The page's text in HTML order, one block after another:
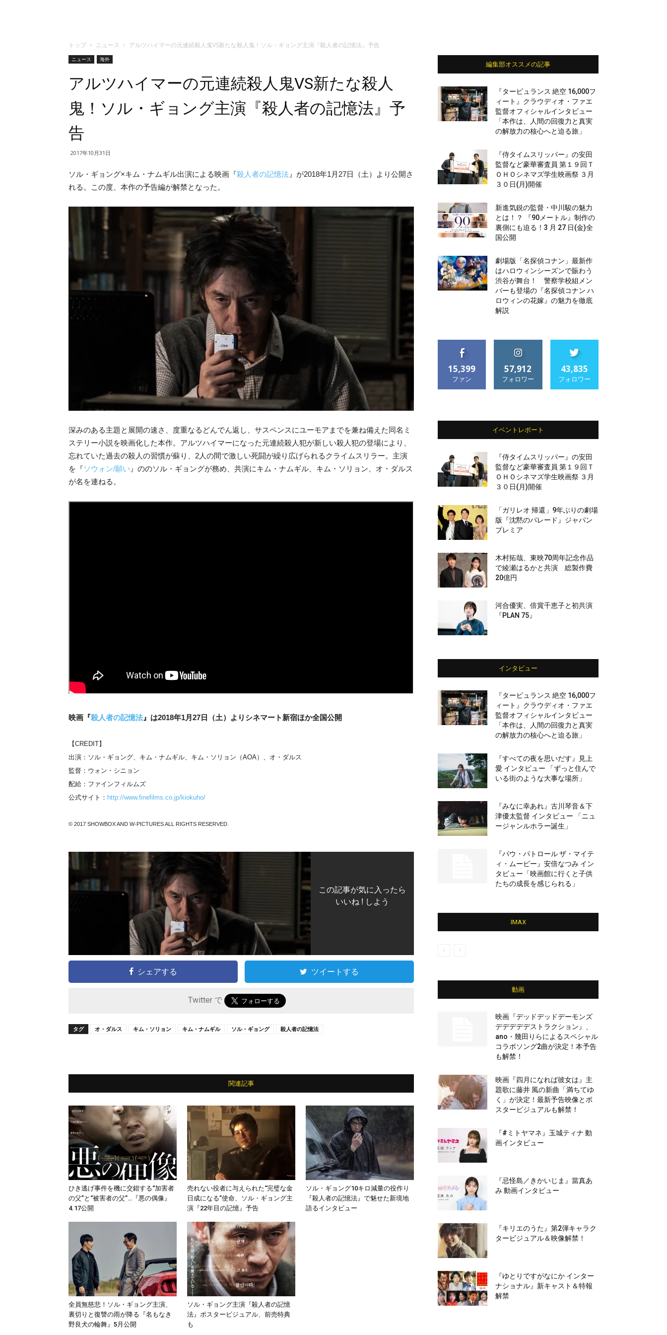
トップ ニュース アルツハイマーの元連続殺人鬼VS新たな殺人鬼！ソル・ギョング主演『殺人者の記憶法』予告
ニュース 海外
アルツハイマーの元連続殺人鬼VS新たな殺人
鬼！ソル・ギョング主演『殺人者の記憶法』予
告
2017年10月31日
ソル・ギョング×キム・ナムギル出演による映画『殺人者の記憶法 』が2018年1月27日（土）より公開さ
れる。この度、本作の予告編が解禁となった。
深みのある主題と展開の速さ、度重なるどんでん返し、サスペンスにユーモアまでを兼ね備えた同名ミ
ステリー小説を映画化した本作。アルツハイマーになった元連続殺人犯が新しい殺人犯の登場により、
忘れていた過去の殺人の習慣が蘇り、2人の間で激しい死闘が繰り広げられるクライムスリラー。主演
を『ソウォン/願い 』ののソル・ギョングが務め、共演にキム・ナムギル、キム・ソリョン、オ・ダルス
が名を連ねる。
映画『殺人者の記憶法 』は2018年1月27日（土）よりシネマート新宿ほか全国公開
【CREDIT】
出演：ソル・ギョング、キム・ナムギル、キム・ソリョン（AOA）、オ・ダルス
監督：ウォン・シニョン
配給：ファインフィルムズ
公式サイト： http://www.finefilms.co.jp/kiokuho/
© 2017 SHOWBOX AND W-PICTURES ALL RIGHTS RESERVED.
この記事が気に入ったら
いいね ! しよう
シェアする ツイートする
Twitter で
タグ オ・ダルス キム・ソリョン キム・ナムギル ソル・ギョング 殺人者の記憶法
関連記事
ひき逃げ事件を機に交錯する“加害者
の父”と“被害者の父”…『悪の偶像』
4.17公開
売れない役者に与えられた“完璧な金
日成になる”使命、ソル・ギョング主
演『22年目の記憶』予告
ソル・ギョング10キロ減量の役作り
『殺人者の記憶法』で魅せた新境地
語るインタビュー
全員無慈悲！ソル・ギョング主演、
裏切りと復讐の雨が降る『名もなき
野良犬の輪舞』5月公開
ソル・ギョング主演『殺人者の記憶
法』ポスタービジュアル、前売特典
も
編集部オススメの記事
『タービュランス 絶空 16,000フ
ィート』クラウディオ・ファエ
監督オフィシャルインタビュー
「本作は、人間の回復力と真実
の解放力の核心へと迫る旅」
『侍タイムスリッパー』の安田
監督など豪華審査員 第１９回Ｔ
ＯＨＯシネマズ学生映画祭 ３月
３０日(月)開催
新進気鋭の監督・中川駿の魅力
とは！？ 『90メートル』制作の
裏側にも迫る！3 月 27 日(金)全
国公開
劇場版「名探偵コナン」最新作
はハロウィンシーズンで賑わう
渋谷が舞台！ 警察学校組メン
バーも登場の『名探偵コナン ハ
ロウィンの花嫁』の魅力を徹底
解説
15,399
ファン
57,912
フォロワー
43,835
フォロワー
イベントレポート
『侍タイムスリッパー』の安田
監督など豪華審査員 第１９回Ｔ
ＯＨＯシネマズ学生映画祭 ３月
３０日(月)開催
「ガリレオ 帰還」9年ぶりの劇場
版『沈黙のパレード』ジャパン
プレミア
木村拓哉、東映70周年記念作品
で綾瀬はるかと共演 総製作費
20億円
河合優実、倍賞千恵子と初共演
『PLAN 75』
インタビュー
『タービュランス 絶空 16,000フ
ィート』クラウディオ・ファエ
監督オフィシャルインタビュー
「本作は、人間の回復力と真実
の解放力の核心へと迫る旅」
『すべての夜を思いだす』見上
愛 インタビュー 「ずっと住んで
いる街のような大事な場所」
『みなに幸あれ』古川琴音＆下
津優太監督 インタビュー 「ニュ
ージャンルホラー誕生」
『パウ・パトロール ザ・マイテ
ィ・ムービー』安倍なつみ イン
タビュー「映画館に行くと子供
たちの成長を感じられる」
IMAX
動画
映画『デッドデッドデーモンズ
デデデデデストラクション』、
ano・幾田りらによるスペシャル
コラボソング2曲が決定！本予告
も解禁！
映画『四月になれば彼女は』主
題歌に藤井 風の新曲「満ちてゆ
く」が決定！最新予告映像とポ
スタービジュアルも解禁！
『#ミトヤマネ』玉城ティナ 動
画インタビュー
『忌怪島／きかいじま』當真あ
み 動画インタビュー
『キリエのうた』第2弾キャラク
タービジュアル＆映像解禁！
『ゆとりですがなにか インター
ナショナル』新キャスト＆特報
解禁